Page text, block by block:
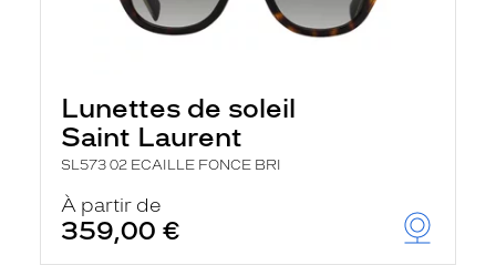
Lunettes de soleil
Saint Laurent
SL573 02 ECAILLE FONCE BRI
À partir de
359,00 €